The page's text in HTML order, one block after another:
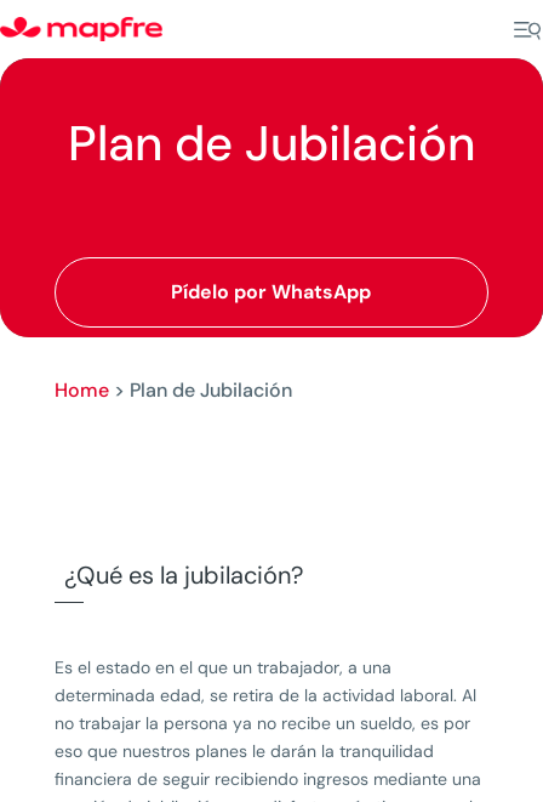
Plan de Jubilación
Pídelo por WhatsApp
Home> Plan de Jubilación
¿Qué es la jubilación?
Es el estado en el que un trabajador, a una
determinada edad, se retira de la actividad laboral. Al
no trabajar la persona ya no recibe un sueldo, es por
eso que nuestros planes le darán la tranquilidad
financiera de seguir recibiendo ingresos mediante una